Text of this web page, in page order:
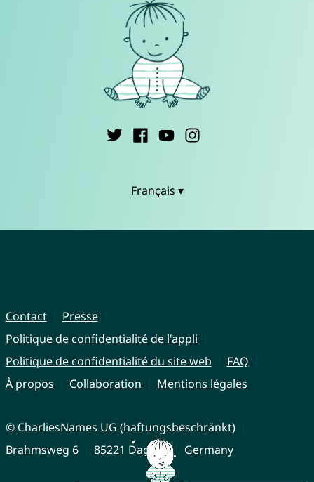
Français ▾
Contact
Presse
Politique de confidentialité de l'appli
Politique de confidentialité du site web
FAQ
À propos
Collaboration Mentions légales
© CharliesNames UG (haftungsbeschränkt)
Brahmsweg 6
85221 Dachau Germany